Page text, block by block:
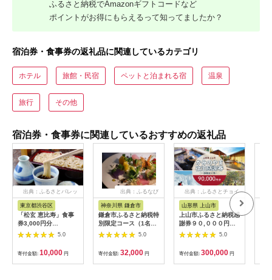
ふるさと納税でAmazonギフトコードなど
ポイントがお得にもらえるって知ってましたか？
宿泊券・食事券の返礼品に関連しているカテゴリ
ホテル 旅館・民宿 ペットと泊まれる宿 温泉
旅行 その他
宿泊券・食事券に関連しているおすすめの返礼品
出典：ふるさとパレッ
東京都渋谷区
「松玄 恵比寿」食事
券3,000円分
【098004】 チケット
お食事券 和食 十割蕎
麦 旬食材 コース料理
鍋 ランチ 会食 デート
利用券 ギフト プレゼ
5.0
寄付金額: 10,000 円
出典：ふるなび
神奈川県 鎌倉市
鎌倉市ふるさと納税特
別限定コース（1名様
分）～MOKICHI
KAMAKURAの特別全
7品～ | 食事券 コース
料理 全7品 人気 おす
すめ 和洋折衷 記念日
5.0
寄付金額: 32,000 円
出典：ふるさとチョイ
山形県 上山市
上山市ふるさと納税感
謝券９０,０００円
分 0023-22085.0
寄付金額: 300,000 円